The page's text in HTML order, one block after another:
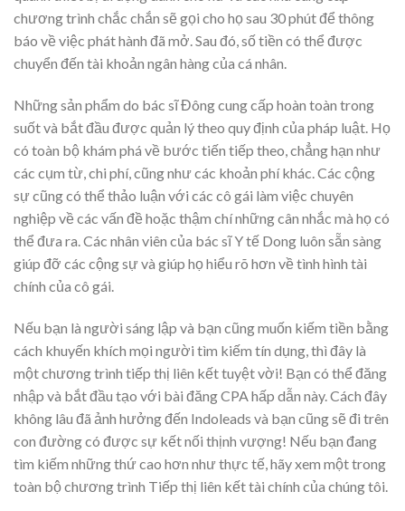
chương trình chắc chắn sẽ gọi cho họ sau 30 phút để thông
báo về việc phát hành đã mở. Sau đó, số tiền có thể được
chuyển đến tài khoản ngân hàng của cá nhân.
Những sản phẩm do bác sĩ Đông cung cấp hoàn toàn trong
suốt và bắt đầu được quản lý theo quy định của pháp luật. Họ
có toàn bộ khám phá về bước tiến tiếp theo, chẳng hạn như
các cụm từ, chi phí, cũng như các khoản phí khác. Các cộng
sự cũng có thể thảo luận với các cô gái làm việc chuyên
nghiệp về các vấn đề hoặc thậm chí những cân nhắc mà họ có
thể đưa ra. Các nhân viên của bác sĩ Y tế Dong luôn sẵn sàng
giúp đỡ các cộng sự và giúp họ hiểu rõ hơn về tình hình tài
chính của cô gái.
Nếu bạn là người sáng lập và bạn cũng muốn kiếm tiền bằng
cách khuyến khích mọi người tìm kiếm tín dụng, thì đây là
một chương trình tiếp thị liên kết tuyệt vời! Bạn có thể đăng
nhập và bắt đầu tạo với bài đăng CPA hấp dẫn này. Cách đây
không lâu đã ảnh hưởng đến Indoleads và bạn cũng sẽ đi trên
con đường có được sự kết nối thịnh vượng! Nếu bạn đang
tìm kiếm những thứ cao hơn như thực tế, hãy xem một trong
toàn bộ chương trình Tiếp thị liên kết tài chính của chúng tôi.